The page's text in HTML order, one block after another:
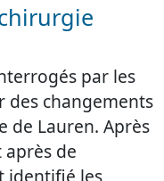
par les
des changements
de Lauren. Après
de
identifié les